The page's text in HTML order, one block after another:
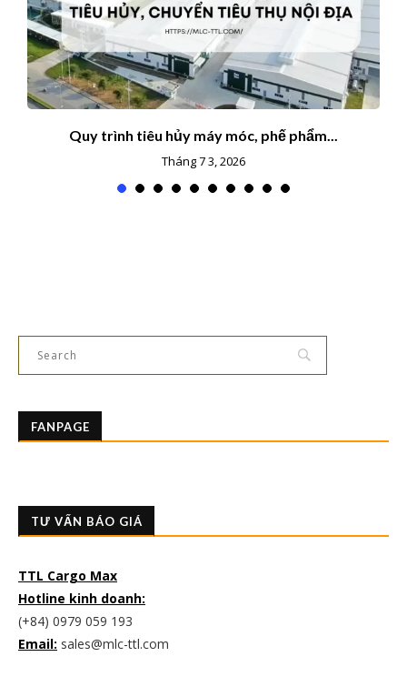
Quy trình tiêu hủy máy móc, phế phẩm...
Tháng 7 3, 2026
FANPAGE
TƯ VẤN BÁO GIÁ
TTL Cargo Max
Hotline kinh doanh:
(+84) 0979 059 193
Email: sales@mlc-ttl.com